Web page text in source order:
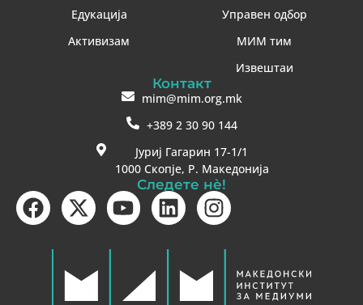
Едукација
Активизам
Управен одбор
МИМ тим
Извештаи
Контакт
mim@mim.org.mk
+389 2 30 90 144
Јуриј Гагарин 17-1/1
1000 Скопје, Р. Македонија
Следете нè!